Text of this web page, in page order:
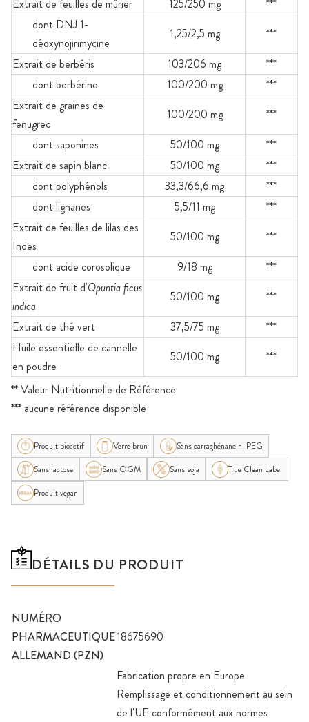
Extrait de feuilles de mûrier 125/250 mg
***
dont DNJ 1-
déoxynojirimycine
1,25/2,5 mg
***
Extrait de berbéris
103/206 mg
***
dont berbérine
100/200 mg
***
Extrait de graines de
fenugrec
100/200 mg
***
dont saponines
50/100 mg
***
Extrait de sapin blanc
50/100 mg
***
dont polyphénols
33,3/66,6 mg
***
dont lignanes
5,5/11 mg
***
Extrait de feuilles de lilas des
Indes
50/100 mg
***
dont acide corosolique
9/18 mg
***
Extrait de fruit d'Opuntia ficus
indica
50/100 mg
***
Extrait de thé vert
37,5/75 mg
***
Huile essentielle de cannelle
en poudre
50/100 mg ***
** Valeur Nutritionnelle de Référence
*** aucune référence disponible
Produit bioactif Verre brun
Sans carraghénane ni PEG
Sans lactose
Sans OGM Sans soja
True Clean Label
Produit vegan
DÉTAILS DU PRODUIT
NUMÉRO
PHARMACEUTIQUE
ALLEMAND (PZN)
18675690
Fabrication propre en Europe
Remplissage et conditionnement au sein
de l'UE conformément aux normes